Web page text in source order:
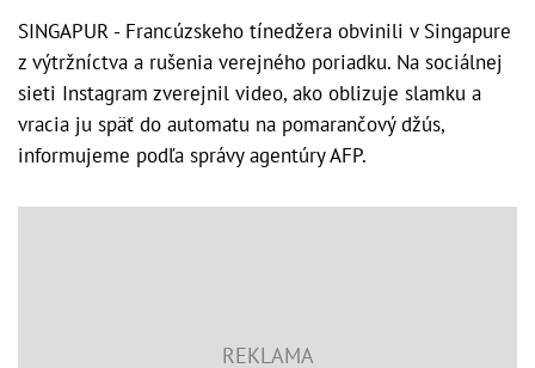
SINGAPUR - Francúzskeho tínedžera obvinili v Singapure
z výtržníctva a rušenia verejného poriadku. Na sociálnej
sieti Instagram zverejnil video, ako oblizuje slamku a
vracia ju späť do automatu na pomarančový džús,
informujeme podľa správy agentúry AFP.